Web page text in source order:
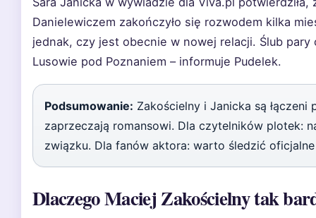
Danielewiczem zakończyło się rozwodem kilka
jednak, czy jest obecnie w nowej relacji. Ślub pary
Lusowie pod Poznaniem – informuje Pudelek.
Podsumowanie: Zakościelny i Janicka są
zaprzeczają romansowi. Dla czytelników plotek:
związku. Dla fanów aktora: warto śledzić
Dlaczego Maciej Zakościelny tak